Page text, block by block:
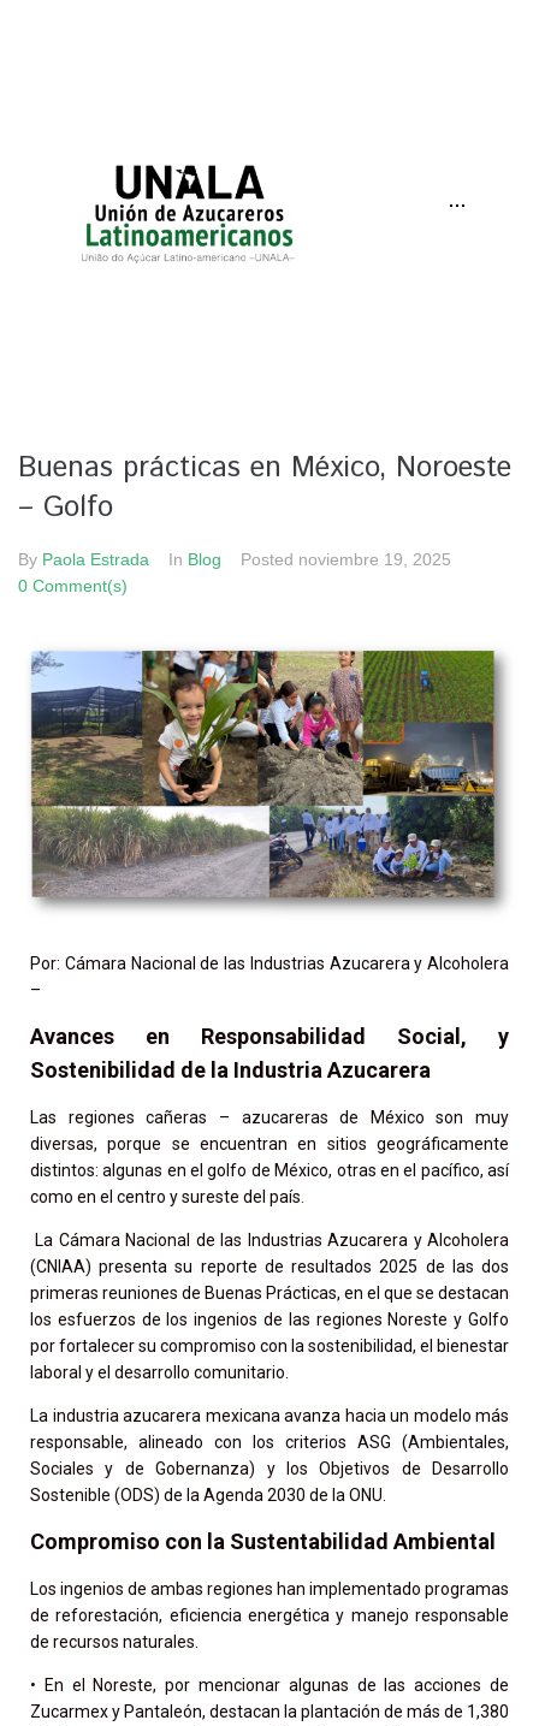
···
Buenas prácticas en México, Noroeste
– Golfo
By Paola Estrada In Blog Posted noviembre 19, 2025
0 Comment(s)
Por: Cámara Nacional de las Industrias Azucarera y Alcoholera
–
Avances en Responsabilidad Social, y
Sostenibilidad de la Industria Azucarera
Las regiones cañeras – azucareras de México son muy
diversas, porque se encuentran en sitios geográficamente
distintos: algunas en el golfo de México, otras en el pacífico, así
como en el centro y sureste del país.
La Cámara Nacional de las Industrias Azucarera y Alcoholera
(CNIAA) presenta su reporte de resultados 2025 de las dos
primeras reuniones de Buenas Prácticas, en el que se destacan
los esfuerzos de los ingenios de las regiones Noreste y Golfo
por fortalecer su compromiso con la sostenibilidad, el bienestar
laboral y el desarrollo comunitario.
La industria azucarera mexicana avanza hacia un modelo más
responsable, alineado con los criterios ASG (Ambientales,
Sociales y de Gobernanza) y los Objetivos de Desarrollo
Sostenible (ODS) de la Agenda 2030 de la ONU.
Compromiso con la Sustentabilidad Ambiental
Los ingenios de ambas regiones han implementado programas
de reforestación, eficiencia energética y manejo responsable
de recursos naturales.
• En el Noreste, por mencionar algunas de las acciones de
Zucarmex y Pantaleón, destacan la plantación de más de 1,380